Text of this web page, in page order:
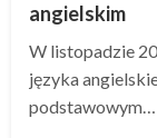
angielskim
W listopadzie
języka
podstawowym…